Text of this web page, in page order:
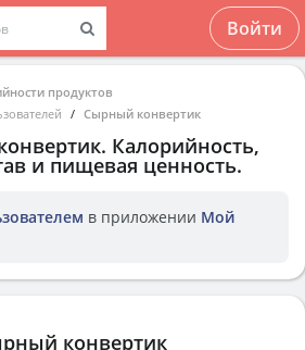
Войти
продуктов
Сырный конвертик
. Калорийность,
и пищевая ценность.
в приложении Мой
конвертик